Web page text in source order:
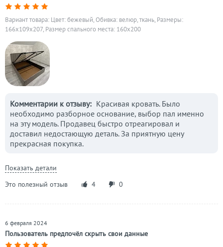
Вариант товара: Цвет: бежевый, Обивка: велюр, ткань, Размеры:
166x109x207, Размер спального места: 160х200
Комментарии к отзыву: Красивая кровать. Было
необходимо разборное основание, выбор пал именно
на эту модель. Продавец быстро отреагировал и
доставил недостающую деталь. За приятную цену
прекрасная покупка.
Показать детали
Это полезный отзыв
4 0
Пользователь предпочёл скрыть свои данные
6 февраля 2024